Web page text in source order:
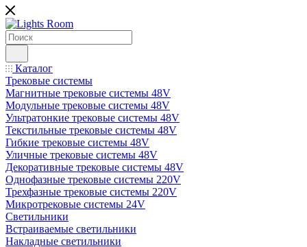
Каталог
Трековые системы
Магнитные трековые системы 48V
Модульные трековые системы 48V
Ультратонкие трековые системы 48V
Текстильные трековые системы 48V
Гибкие трековые системы 48V
Уличные трековые системы 48V
Декоративные трековые системы 48V
Однофазные трековые системы 220V
Трехфазные трековые системы 220V
Микротрековые системы 24V
Светильники
Встраиваемые светильники
Накладные светильники